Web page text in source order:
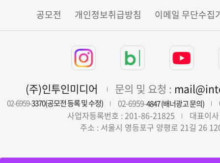
공모전 개인정보취급방침 이메일 무단수집
(주)인투인미디어 문의 및 요청 :
02-6959-3370(공모전 등록 및 수정) 02-6959-4847 (배너광고 문의)
사업자등록번호 : 201-86-21825
대표이
주소 : 서울시 영등포구 양평로 21길 26